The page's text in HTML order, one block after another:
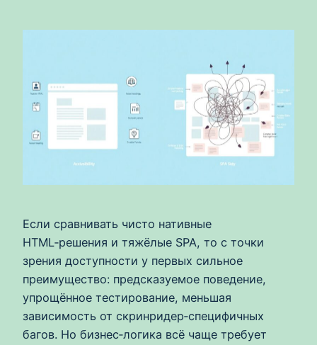
Если сравнивать чисто нативные
HTML‑решения и тяжёлые SPA, то с точки
зрения доступности у первых сильное
преимущество: предсказуемое поведение,
упрощённое тестирование, меньшая
зависимость от скринридер‑специфичных
багов. Но бизнес‑логика всё чаще требует